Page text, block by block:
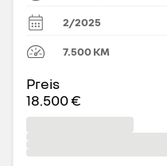
2/2025
7.500KM
Preis
18.500 €